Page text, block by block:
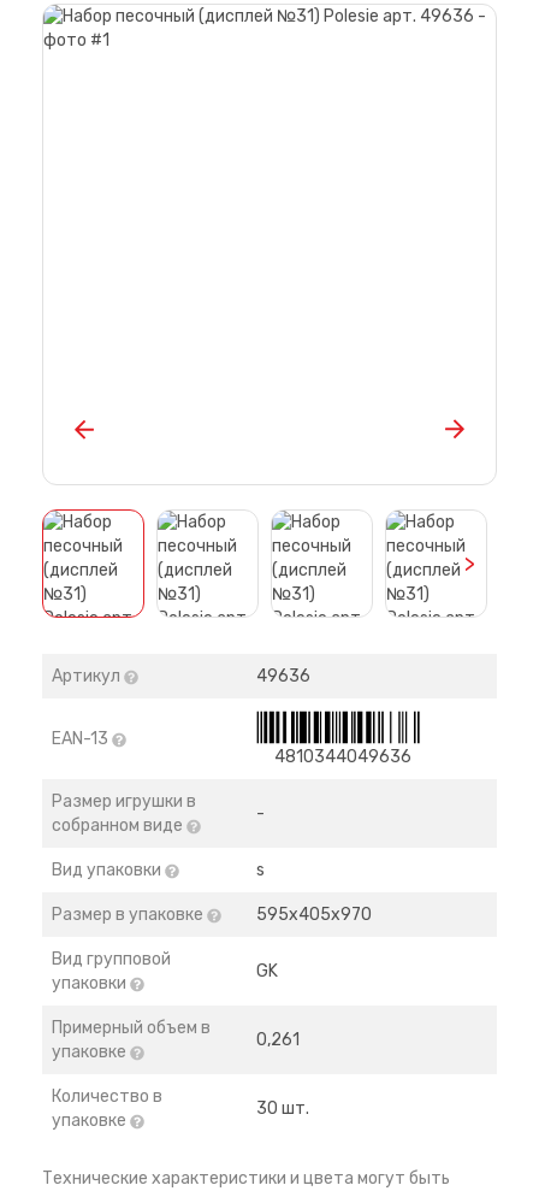
>
Артикул 49636
EAN-13
4810344049636
Размер игрушки в
собранном виде
-
Вид упаковки s
Размер в упаковке 595х405х970
Вид групповой
упаковки
GK
Примерный объем в
упаковке
0,261
Количество в
упаковке
30 шт.
Технические характеристики и цвета могут быть